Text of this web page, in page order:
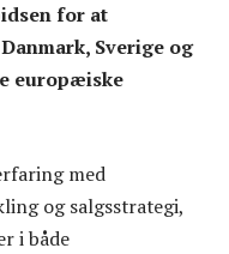
for at
Sverige og
europæiske
med
og salgsstrategi,
i både